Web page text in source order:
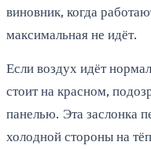
виновник, когда
максимальная не идёт.
Если воздух идёт
стоит на красном,
панелью. Эта заслонка
холодной стороны на